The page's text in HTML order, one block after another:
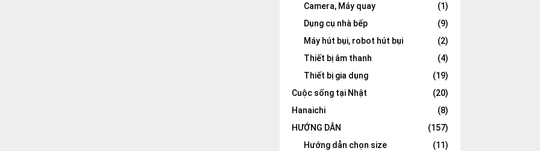
Camera, Máy quay
(1)
Dụng cụ nhà bếp
(9)
Máy hút bụi, robot hút bụi
(2)
Thiết bị âm thanh
(4)
Thiết bị gia dụng
(19)
Cuộc sống tại Nhật
(20)
Hanaichi
(8)
HƯỚNG DẪN
(157)
Hướng dẫn chọn size
(11)